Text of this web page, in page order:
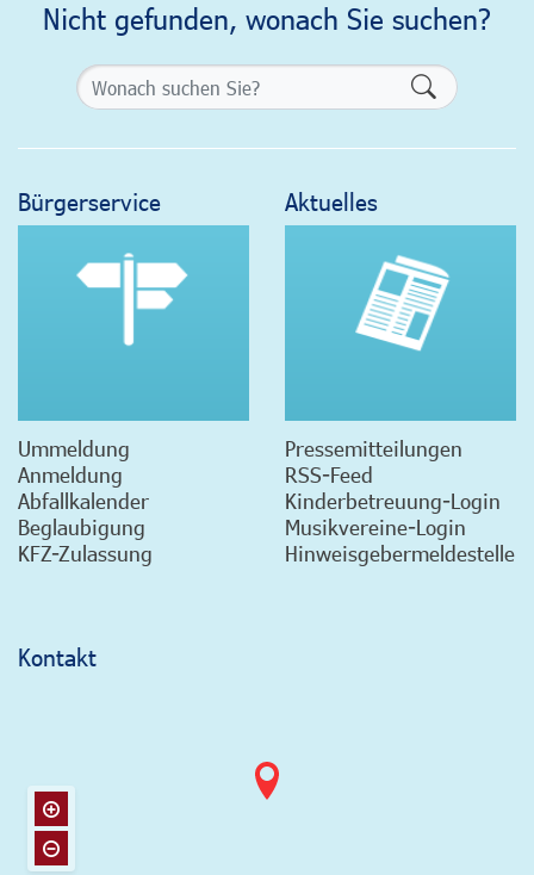
Nicht gefunden, wonach Sie suchen?
Bürgerservice
Ummeldung
Anmeldung
Abfallkalender
Beglaubigung
KFZ-Zulassung
Aktuelles
Pressemitteilungen
RSS-Feed
Kinderbetreuung-Login
Musikvereine-Login
Hinweisgebermeldestelle
Kontakt